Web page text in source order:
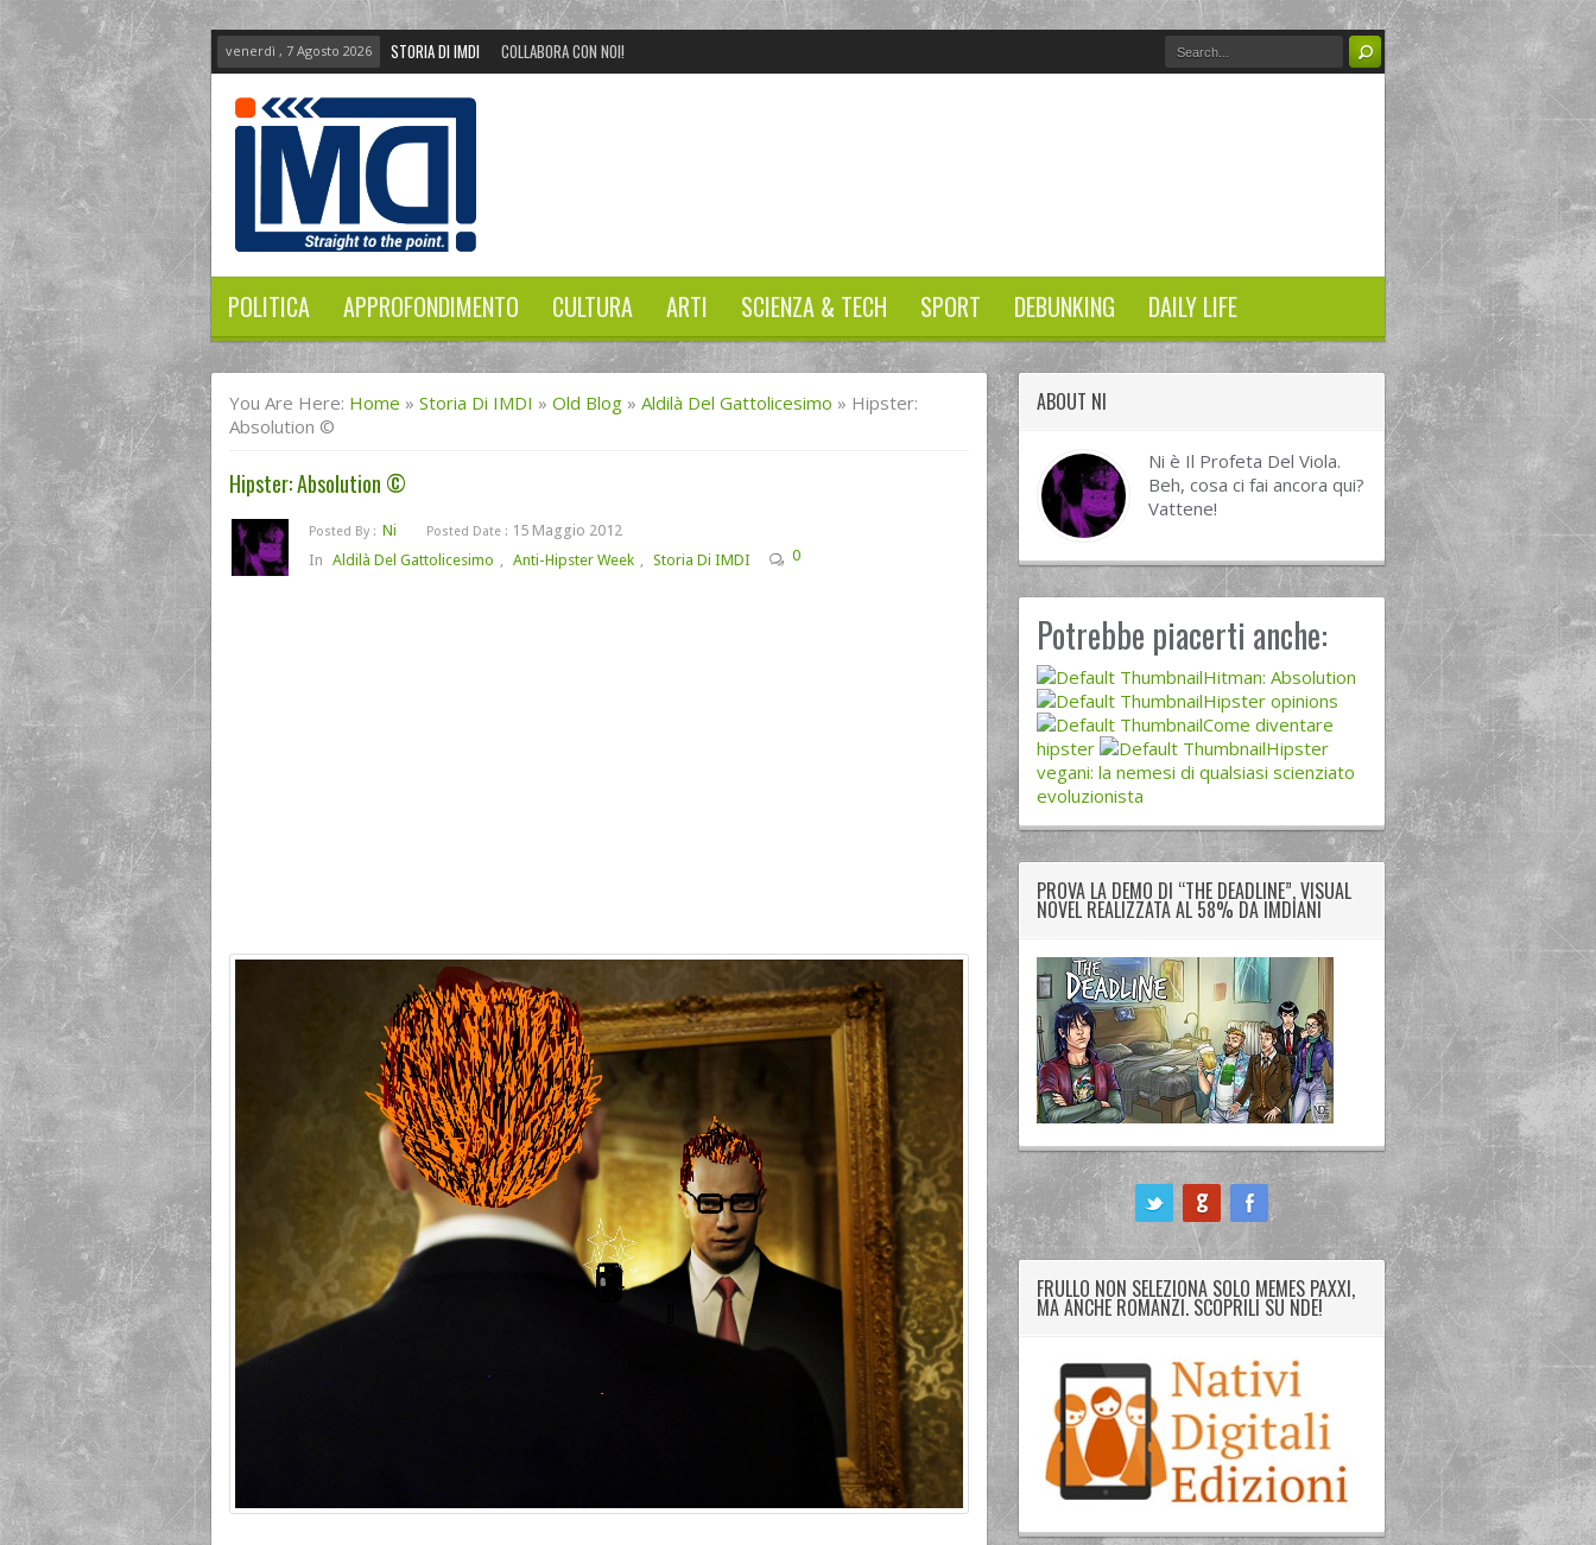
venerdì , 7 Agosto 2026 STORIA DI IMDI COLLABORA CON NOI!
POLITICA APPROFONDIMENTO CULTURA ARTI SCIENZA & TECH SPORT DEBUNKING DAILY LIFE
You Are Here: Home » Storia Di IMDI » Old Blog » Aldilà Del Gattolicesimo » Hipster:
Absolution ©
Hipster: Absolution ©
Posted By : Ni Posted Date : 15 Maggio 2012
In Aldilà Del Gattolicesimo , Anti-Hipster Week , Storia Di IMDI 0
ABOUT NI
Ni è Il Profeta Del Viola.
Beh, cosa ci fai ancora qui?
Vattene!
Potrebbe piacerti anche:
Hitman: Absolution
Hipster opinions
Come diventare
hipster
Hipster
vegani: la nemesi di qualsiasi scienziato
evoluzionista
PROVA LA DEMO DI “THE DEADLINE”, VISUAL
NOVEL REALIZZATA AL 58% DA IMDIANI
twittergoogleplusfacebook
FRULLO NON SELEZIONA SOLO MEMES PAXXI,
MA ANCHE ROMANZI. SCOPRILI SU NDE!